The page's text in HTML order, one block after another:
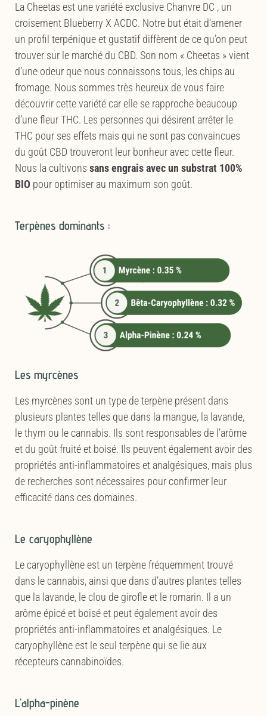
La Cheetas est une variété exclusive Chanvre DC , un
croisement Blueberry X ACDC. Notre but était d’amener
un profil terpénique et gustatif diffèrent de ce qu’on peut
trouver sur le marché du CBD. Son nom « Cheetas » vient
d’une odeur que nous connaissons tous, les chips au
fromage. Nous sommes très heureux de vous faire
découvrir cette variété car elle se rapproche beaucoup
d’une fleur THC. Les personnes qui désirent arrêter le
THC pour ses effets mais qui ne sont pas convaincues
du goût CBD trouveront leur bonheur avec cette fleur.
Nous la cultivons sans engrais avec un substrat 100%
BIO pour optimiser au maximum son goût.
Terpènes dominants :
Les myrcènes
Les myrcènes sont un type de terpène présent dans
plusieurs plantes telles que dans la mangue, la lavande,
le thym ou le cannabis. Ils sont responsables de l’arôme
et du goût fruité et boisé. Ils peuvent également avoir des
propriétés anti-inflammatoires et analgésiques, mais plus
de recherches sont nécessaires pour confirmer leur
efficacité dans ces domaines.
Le caryophyllène
Le caryophyllène est un terpène fréquemment trouvé
dans le cannabis, ainsi que dans d’autres plantes telles
que la lavande, le clou de girofle et le romarin. Il a un
arôme épicé et boisé et peut également avoir des
propriétés anti-inflammatoires et analgésiques. Le
caryophyllène est le seul terpène qui se lie aux
récepteurs cannabinoïdes.
L’alpha-pinène